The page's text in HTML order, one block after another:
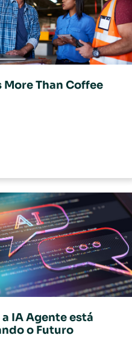
More Than Coffee
IA Agente está
o Futuro